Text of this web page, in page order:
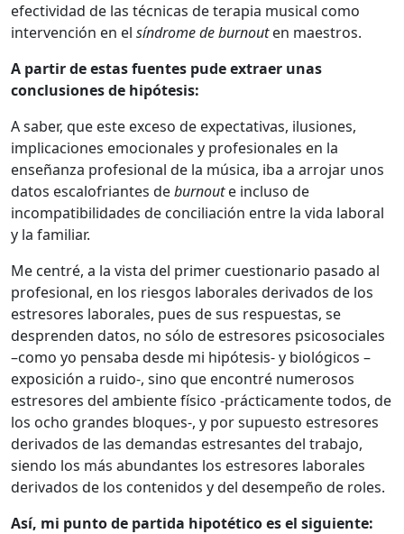
efectividad de las técnicas de terapia musical como
intervención en el síndrome deburnouten maestros.
A partir de estas fuentes pude extraer unas
conclusiones de hipótesis:
A saber, que este exceso de expectativas, ilusiones,
implicaciones emocionales y profesionales en la
enseñanza profesional de la música, iba a arrojar unos
datos escalofriantes deburnoute incluso de
incompatibilidades de conciliación entre la vida laboral
y la familiar.
Me centré, a la vista del primer cuestionario pasado al
profesional, en los riesgos laborales derivados de los
estresores laborales, pues de sus respuestas, se
desprenden datos, no sólo de estresores psicosociales
–como yo pensaba desde mi hipótesis- y biológicos –
exposición a ruido-, sino que encontré numerosos
estresores del ambiente físico -prácticamente todos, de
los ocho grandes bloques-, y por supuesto estresores
derivados de las demandas estresantes del trabajo,
siendo los más abundantes los estresores laborales
derivados de los contenidos y del desempeño de roles.
Así, mi punto de partida hipotético es el siguiente: